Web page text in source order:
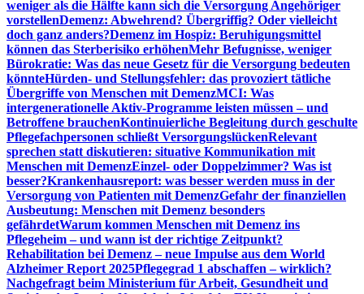
weniger als die Hälfte kann sich die Versorgung Angehöriger
vorstellenDemenz: Abwehrend? Übergriffig? Oder vielleicht
doch ganz anders?Demenz im Hospiz: Beruhigungsmittel
können das Sterberisiko erhöhenMehr Befugnisse, weniger
Bürokratie: Was das neue Gesetz für die Versorgung bedeuten
könnteHürden- und Stellungsfehler: das provoziert tätliche
Übergriffe von Menschen mit DemenzMCI: Was
intergenerationelle Aktiv-Programme leisten müssen – und
Betroffene brauchenKontinuierliche Begleitung durch geschulte
Pflegefachpersonen schließt VersorgungslückenRelevant
sprechen statt diskutieren: situative Kommunikation mit
Menschen mit DemenzEinzel- oder Doppelzimmer? Was ist
besser?Krankenhausreport: was besser werden muss in der
Versorgung von Patienten mit DemenzGefahr der finanziellen
Ausbeutung: Menschen mit Demenz besonders
gefährdetWarum kommen Menschen mit Demenz ins
Pflegeheim – und wann ist der richtige Zeitpunkt?
Rehabilitation bei Demenz – neue Impulse aus dem World
Alzheimer Report 2025Pflegegrad 1 abschaffen – wirklich?
Nachgefragt beim Ministerium für Arbeit, Gesundheit und